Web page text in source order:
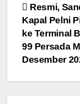
pos
Resmi,
Kapal Pelni
ke Terminal
99 Persada
Desember